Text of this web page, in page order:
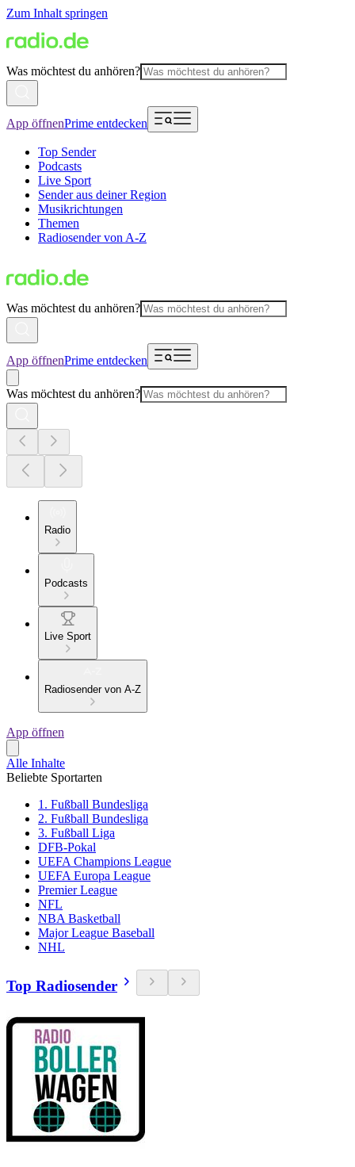
Zum Inhalt springen
Was möchtest du anhören?
App öffnenPrime entdecken
Top Sender
Podcasts
Live Sport
Sender aus deiner Region
Musikrichtungen
Themen
Radiosender von A-Z
Was möchtest du anhören?
App öffnenPrime entdecken
Was möchtest du anhören?
Radio
Podcasts
Live Sport
Radiosender von A-Z
App öffnen
Alle Inhalte
Beliebte Sportarten
1. Fußball Bundesliga
2. Fußball Bundesliga
3. Fußball Liga
DFB-Pokal
UEFA Champions League
UEFA Europa League
Premier League
NFL
NBA Basketball
Major League Baseball
NHL
Top Radiosender